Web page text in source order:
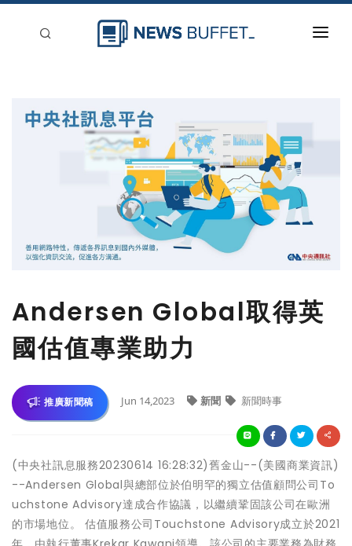
Andersen Global取得英
國估值專業助力
推廣新聞稿 Jun 14,2023 新聞 新聞時事
(中央社訊息服務20230614 16:28:32)舊金山--(美國商業資訊)
--Andersen Global與總部位於伯明罕的獨立估值顧問公司To
uchstone Advisory達成合作協議，以繼續鞏固該公司在歐洲
的市場地位。 估值服務公司Touchstone Advisory成立於2021